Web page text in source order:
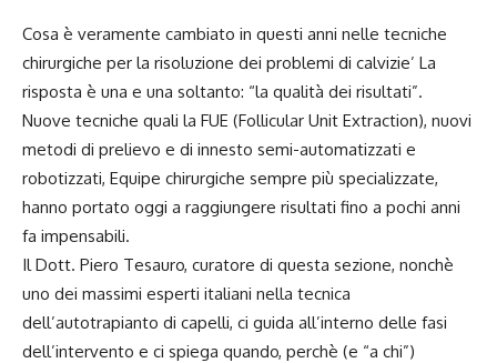
Cosa è veramente cambiato in questi anni nelle tecniche
chirurgiche per la risoluzione dei problemi di calvizie’ La
risposta è una e una soltanto: “la qualità dei risultati”.
Nuove tecniche quali la FUE (Follicular Unit Extraction), nuovi
metodi di prelievo e di innesto semi-automatizzati e
robotizzati, Equipe chirurgiche sempre più specializzate,
hanno portato oggi a raggiungere risultati fino a pochi anni
fa impensabili.
Il Dott. Piero Tesauro, curatore di questa sezione, nonchè
uno dei massimi esperti italiani nella tecnica
dell’autotrapianto di capelli, ci guida all’interno delle fasi
dell’intervento e ci spiega quando, perchè (e “a chi”)